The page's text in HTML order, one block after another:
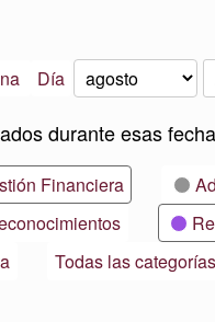
Día Mes
Año
durante esas
Financiera
Todas las categorías